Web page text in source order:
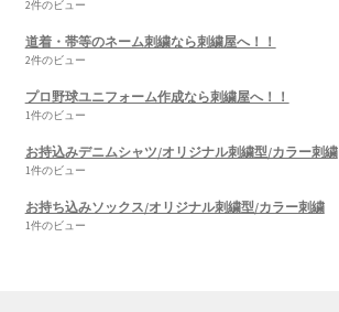
2件のビュー
道着・帯等のネーム刺繍なら刺繍屋へ！！
2件のビュー
プロ野球ユニフォーム作成なら刺繍屋へ！！
1件のビュー
お持込みデニムシャツ/オリジナル刺繍型/カラー刺繍
1件のビュー
お持ち込みソックス/オリジナル刺繍型/カラー刺繍
1件のビュー